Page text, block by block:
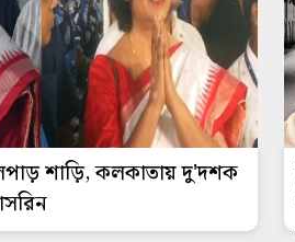
শাড়ি, কলকাতায় দু'দশক